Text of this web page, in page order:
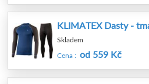
KLIMATEX Dasty -
Skladem
Cena : od 559 Kč